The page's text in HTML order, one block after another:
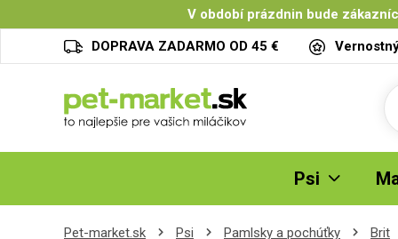
V období prázdnin bude
DOPRAVA ZADARMO OD 45 €
Psi
Pet-market.sk Psi Pamlsky a pochúťky Brit